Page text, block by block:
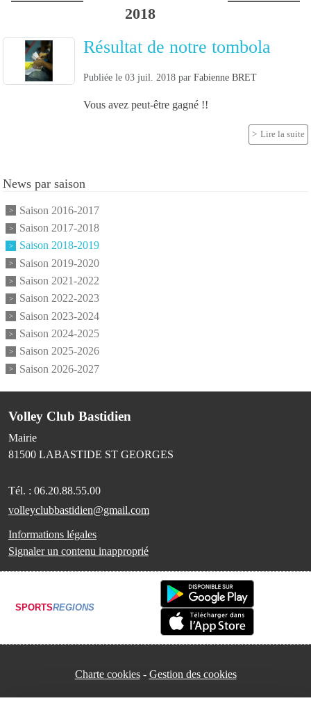
2018
Résultat de notre tombola
Publiée le 03 juil. 2018 par Fabienne BRET
Vous avez peut-être gagné !!
Lire la suite
News par saison
Saison 2016-2017
Saison 2017-2018
Saison 2018-2019
Saison 2019-2020
Saison 2021-2022
Saison 2022-2023
Saison 2023-2024
Saison 2024-2025
Saison 2025-2026
Saison 2026-2027
Volley Club Bastidien
Mairie
81500 LABASTIDE ST GEORGES
Tél. : 06.20.88.55.00
volleyclubbastidien@gmail.com
Informations légales
Signaler un contenu inapproprié
SPORTSREGIONS
Charte cookies Gestion des cookies